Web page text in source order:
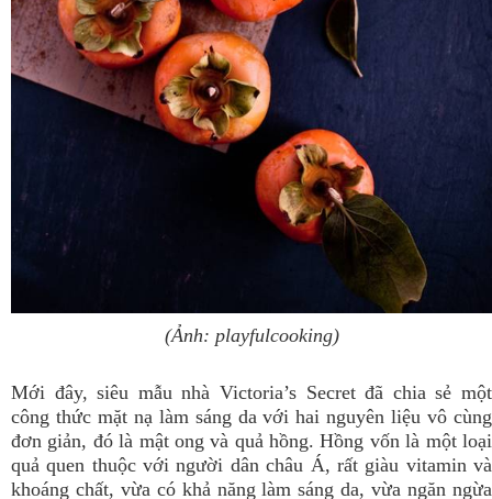
(Ảnh: playfulcooking)
Mới đây, siêu mẫu nhà Victoria’s Secret đã chia sẻ một
công thức mặt nạ làm sáng da với hai nguyên liệu vô cùng
đơn giản, đó là mật ong và quả hồng. Hồng vốn là một loại
quả quen thuộc với người dân châu Á, rất giàu vitamin và
khoáng chất, vừa có khả năng làm sáng da, vừa ngăn ngừa